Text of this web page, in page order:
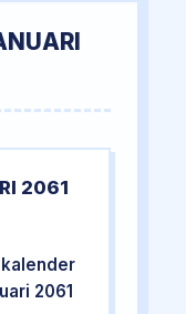
2061
2061